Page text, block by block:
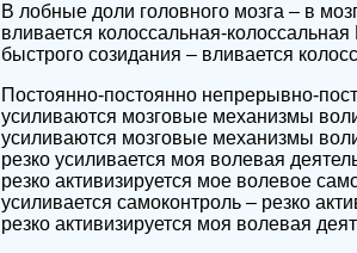
В лобные доли головного мозга – в
вливается колоссальная-
быстрого созидания – вливается
Постоянно-постоянно непрерывно-
усиливаются мозговые механизмы
усиливаются мозговые механизмы
резко усиливается моя волевая
резко активизируется мое волевое
усиливается самоконтроль – резко
резко активизируется моя волевая